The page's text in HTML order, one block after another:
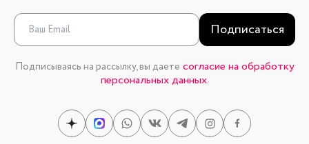
Подписаться
Подписываясь на рассылку, вы даете согласие на обработку
персональных данных.